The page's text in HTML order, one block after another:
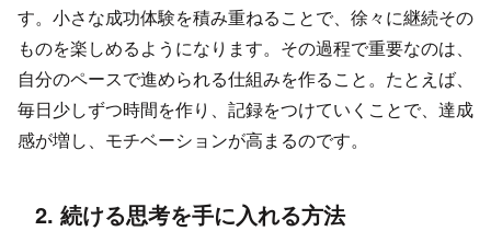
す。小さな成功体験を積み重ねることで、徐々に継続その
ものを楽しめるようになります。その過程で重要なのは、
自分のペースで進められる仕組みを作ること。たとえば、
毎日少しずつ時間を作り、記録をつけていくことで、達成
感が増し、モチベーションが高まるのです。
2. 続ける思考を手に入れる方法